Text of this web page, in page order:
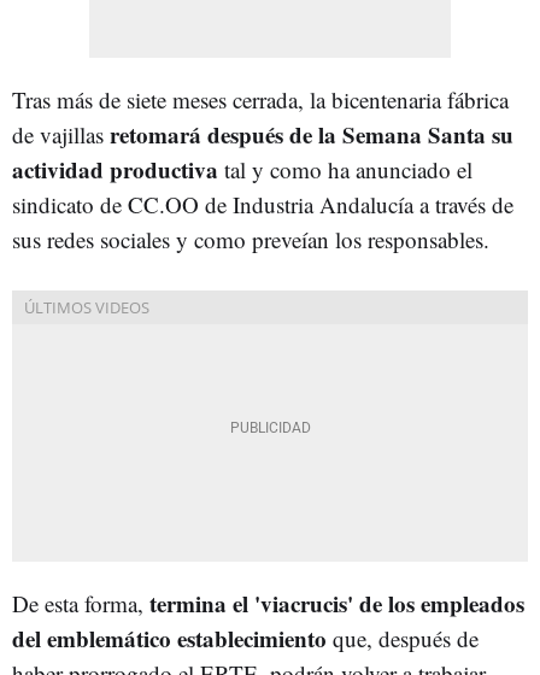
Tras más de siete meses cerrada, la bicentenaria fábrica
de vajillas retomará después de la Semana Santa su
actividad productiva tal y como ha anunciado el
sindicato de CC.OO de Industria Andalucía a través de
sus redes sociales y como preveían los responsables.
De esta forma, termina el 'viacrucis' de los empleados
del emblemático establecimiento que, después de